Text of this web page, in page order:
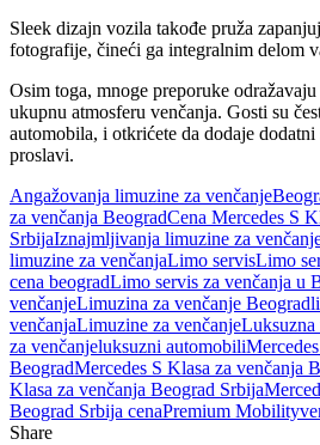
Sleek dizajn vozila takođe pruža
fotografije, čineći ga integralnim delom
Osim toga, mnoge preporuke
ukupnu atmosferu venčanja. Gosti su
automobila, i otkrićete da dodaje
proslavi.
Angažovanja limuzine za venčanje
za venčanja BeogradCena Mercedes S
SrbijaIznajmljivanja limuzine za
limuzine za venčanjaLimo servisLimo
cena beogradLimo servis za venčanja u
venčanjeLimuzina za venčanje Beograd
venčanjaLimuzine za venčanjeLuksuzna
za venčanjeluksuzni automobili
BeogradMercedes S Klasa za venčanja
Klasa za venčanja Beograd Srbija
Beograd Srbija cenaPremium Mobility
Share